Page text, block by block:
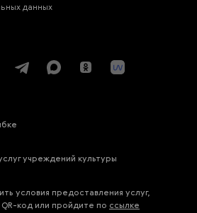
данных
учреждений культуры
условия предоставления услуг,
код или пройдите по ссылке